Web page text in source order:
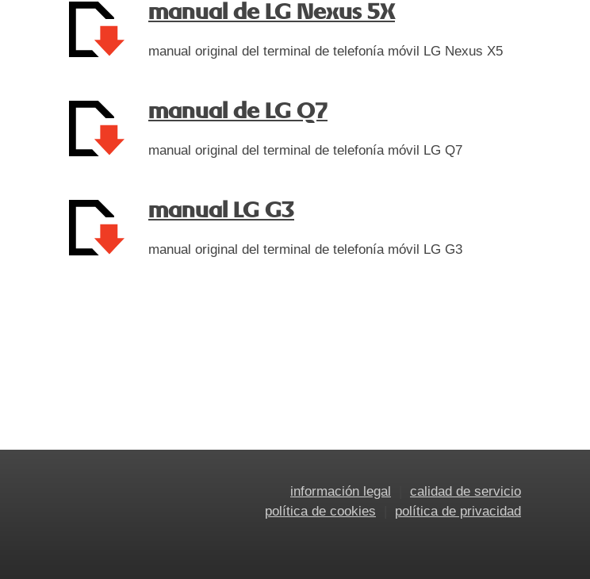
manual de LG Nexus 5X
manual original del terminal de telefonía móvil LG Nexus X5
manual de LG Q7
manual original del terminal de telefonía móvil LG Q7
manual LG G3
manual original del terminal de telefonía móvil LG G3
información legal
calidad de servicio
política de cookies
política de privacidad